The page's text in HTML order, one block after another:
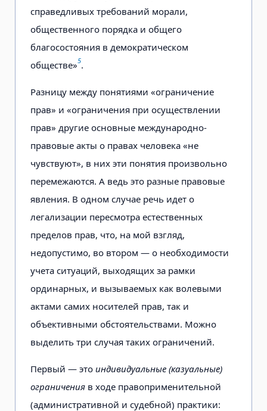
справедливых требований морали,
общественного порядка и общего
благосостояния в демократическом
обществе»5.
Разницу между понятиями «ограничение
прав» и «ограничения при осуществлении
прав» другие основные международно-
правовые акты о правах человека «не
чувствуют», в них эти понятия произвольно
перемежаются. А ведь это разные правовые
явления. В одном случае речь идет о
легализации пересмотра естественных
пределов прав, что, на мой взгляд,
недопустимо, во втором — о необходимости
учета ситуаций, выходящих за рамки
ординарных, и вызываемых как волевыми
актами самих носителей прав, так и
объективными обстоятельствами. Можно
выделить три случая таких ограничений.
Первый — это индивидуальные (казуальные)
ограничения в ходе правоприменительной
(административной и судебной) практики: